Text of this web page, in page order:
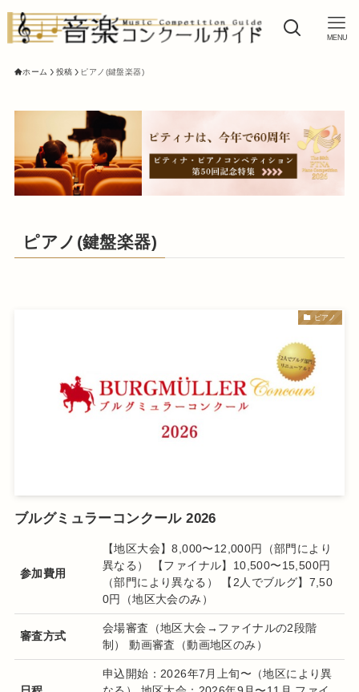
MENU
ホーム 投稿 ピアノ(鍵盤楽器)
ピアノ(鍵盤楽器)
ピアノ
ブルグミュラーコンクール 2026
参加費用
【地区大会】8,000〜12,000円（部門により
異なる） 【ファイナル】10,500〜15,500円
（部門により異なる） 【2人でブルグ】7,50
0円（地区大会のみ）
審査方式
会場審査（地区大会→ファイナルの2段階
制） 動画審査（動画地区のみ）
申込開始：2026年7月上旬〜（地区により異